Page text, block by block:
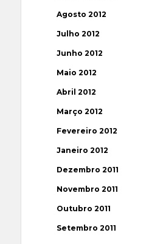
Agosto 2012
Julho 2012
Junho 2012
Maio 2012
Abril 2012
Março 2012
Fevereiro 2012
Janeiro 2012
Dezembro 2011
Novembro 2011
Outubro 2011
Setembro 2011